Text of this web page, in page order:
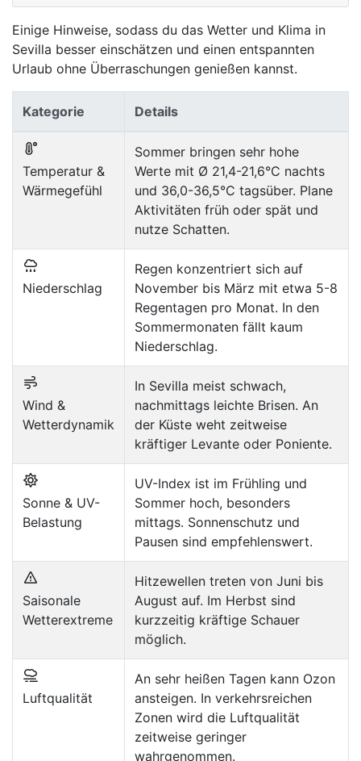
Einige Hinweise, sodass du das Wetter und Klima in
Sevilla besser einschätzen und einen entspannten
Urlaub ohne Überraschungen genießen kannst.
Kategorie Details
Temperatur &
Wärmegefühl
Sommer bringen sehr hohe
Werte mit Ø 21,4-21,6°C nachts
und 36,0-36,5°C tagsüber. Plane
Aktivitäten früh oder spät und
nutze Schatten.
Niederschlag
Regen konzentriert sich auf
November bis März mit etwa 5-8
Regentagen pro Monat. In den
Sommermonaten fällt kaum
Niederschlag.
Wind &
Wetterdynamik
In Sevilla meist schwach,
nachmittags leichte Brisen. An
der Küste weht zeitweise
kräftiger Levante oder Poniente.
Sonne & UV-
Belastung
UV-Index ist im Frühling und
Sommer hoch, besonders
mittags. Sonnenschutz und
Pausen sind empfehlenswert.
Saisonale
Wetterextreme
Hitzewellen treten von Juni bis
August auf. Im Herbst sind
kurzzeitig kräftige Schauer
möglich.
Luftqualität
An sehr heißen Tagen kann Ozon
ansteigen. In verkehrsreichen
Zonen wird die Luftqualität
zeitweise geringer
wahrgenommen.